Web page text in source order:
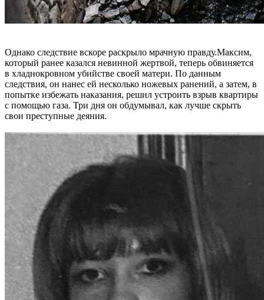
Однако следствие вскоре раскрыло мрачную правду.Максим,
который ранее казался невинной жертвой, теперь обвиняется
в хладнокровном убийстве своей матери. По данным
следствия, он нанес ей несколько ножевых ранений, а затем, в
попытке избежать наказания, решил устроить взрыв квартиры
с помощью газа. Три дня он обдумывал, как лучше скрыть
свои преступные деяния.